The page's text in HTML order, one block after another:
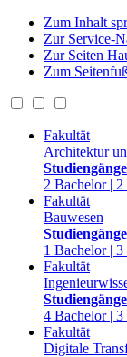
Zum Inhalt
Zur Service-
Zur Seiten
Zum
Fakultät
Architektur
Studiengänge
2 Bachelor | 2
Fakultät
Bauwesen
Studiengänge
1 Bachelor |
Fakultät
Studiengänge
4 Bachelor | 3
Fakultät
Digitale